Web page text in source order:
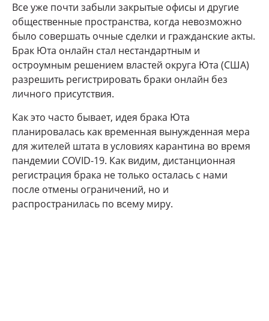
Все уже почти забыли закрытые офисы и другие
общественные пространства, когда невозможно
было совершать очные сделки и гражданские акты.
Брак Юта онлайн стал нестандартным и
остроумным решением властей округа Юта (США)
разрешить регистрировать браки онлайн без
личного присутствия.
Как это часто бывает, идея брака Юта
планировалась как временная вынужденная мера
для жителей штата в условиях карантина во время
пандемии COVID-19. Как видим, дистанционная
регистрация брака не только осталась с нами
после отмены ограничений, но и
распространилась по всему миру.